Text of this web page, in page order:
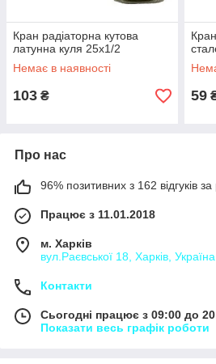
Кран радіаторна кутова
латунна куля 25х1/2
Немає в наявності
103 ₴ 59
Про нас
96% позитивних з 162 відгуків за
Працює з 11.01.2018
м. Харків
вул.Раєвської 18, Харків, Україна
Контакти
Сьогодні працює з 09:00 до
Показати весь графік роботи